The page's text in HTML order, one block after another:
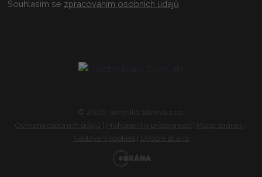
Souhlasím se zpracováním osobních údajů
© 2026, Veronika Váňová s.r.o.
Ochrana osobních údajů
Prohlášení o přístupnosti Mapa stránek
Nastavení cookies
Úvodní strana